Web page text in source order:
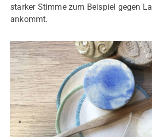
starker Stimme zum Beispiel gegen
ankommt.